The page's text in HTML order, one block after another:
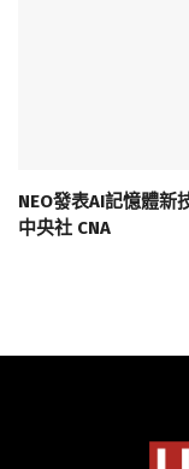
NEO發表AI記憶體
中央社 CNA